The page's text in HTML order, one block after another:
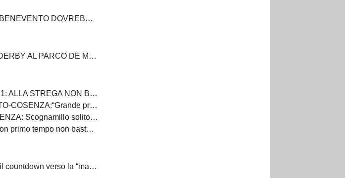
NELLA PROPRIA COLLEZIONE
AL PARCO DE MITA
BASTA UN SUPER PRIMO TEMPO
primo tempo, ma dovevamo chiuderla”
Maita, Pierozzi e Saio, Carfora ingresso impalpabile
basta ai giallorossi, tutto rimandato
verso la “matematica”